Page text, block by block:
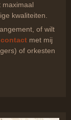
kwaliteiten.
of wilt
contact met mij
of orkesten